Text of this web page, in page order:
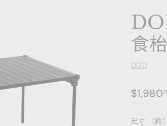
食
DOD
$1,980
尺寸 （約